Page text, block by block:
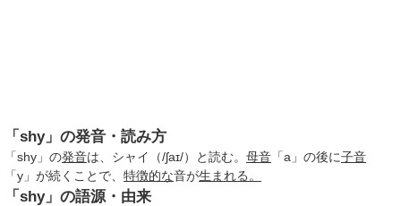
「shy」の発音・読み方
「shy」の発音は、シャイ（/ʃaɪ/）と読む。 母音 「a」の後に子音
「y」が続くことで、 特徴的な音が生まれる。
「shy」の語源・由来